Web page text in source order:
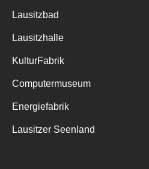
Lausitzbad
Lausitzhalle
KulturFabrik
Computermuseum
Energiefabrik
Lausitzer Seenland